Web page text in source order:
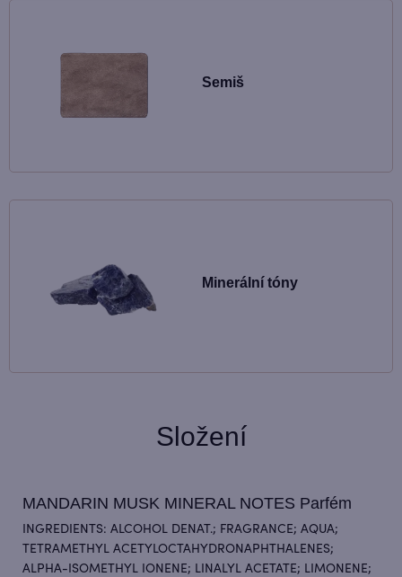
Semiš
Minerální tóny
Složení
MANDARIN MUSK MINERAL NOTES Parfém
INGREDIENTS: ALCOHOL DENAT.; FRAGRANCE; AQUA;
TETRAMETHYL ACETYLOCTAHYDRONAPHTHALENES;
ALPHA-ISOMETHYL IONENE; LINALYL ACETATE; LIMONENE;